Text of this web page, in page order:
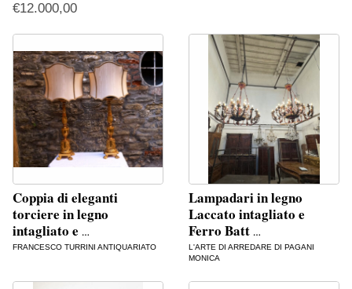
€12.000,00
Coppia di eleganti
torciere in legno
intagliato e …
FRANCESCO TURRINI ANTIQUARIATO
Lampadari in legno
Laccato intagliato e
Ferro Batt …
L'ARTE DI ARREDARE DI PAGANI
MONICA